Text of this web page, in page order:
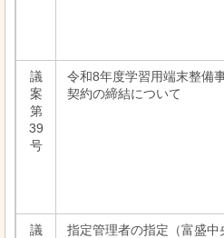
議
案
第
39
号
令和8年度学習用端末整備
契約の締結について
議
指定管理者の指定（富盛中